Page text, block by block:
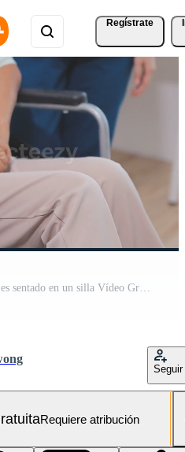
Regístrate
un mujer en un silla de ruedas es sentado en un silla Vídeo Gratis
Seguir
Requiere atribución